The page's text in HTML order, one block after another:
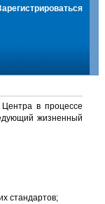
в процессе
жизненный
стандартов;